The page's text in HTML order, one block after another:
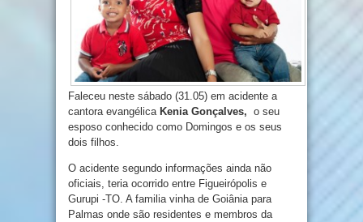
Faleceu neste sábado (31.05) em acidente a
cantora evangélica Kenia Gonçalves, o seu
esposo conhecido como Domingos e os seus
dois filhos.
O acidente segundo informações ainda não
oficiais, teria ocorrido entre Figueirópolis e
Gurupi -TO. A familia vinha de Goiânia para
Palmas onde são residentes e membros da